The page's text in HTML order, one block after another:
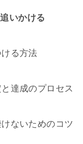
いかける
る方法
達成のプロセス
けないためのコツ